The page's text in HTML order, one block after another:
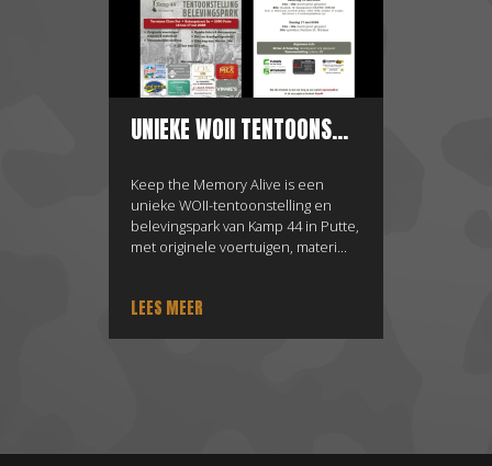
UNIEKE WOII TENTOONS...
Keep the Memory Alive is een
unieke WOII-tentoonstelling en
belevingspark van Kamp 44 in Putte,
met originele voertuigen, materi...
LEES MEER